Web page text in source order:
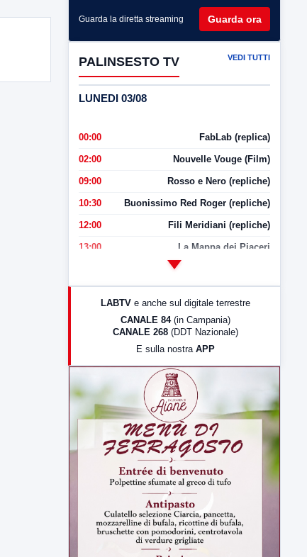
Guarda la diretta streaming Guarda ora
PALINSESTO TV VEDI TUTTI
LUNEDI 03/08
00:00 FabLab (replica)
02:00 Nouvelle Vouge (Film)
09:00 Rosso e Nero (repliche)
10:30 Buonissimo Red Roger (repliche)
12:00 Fili Meridiani (repliche)
13:00 La Mappa dei Piaceri
LabNews (Diretta)
LabNews (replica)
LABTV e anche sul digitale terrestre
CANALE 84 (in Campania)
CANALE 268 (DDT Nazionale)
E sulla nostra APP